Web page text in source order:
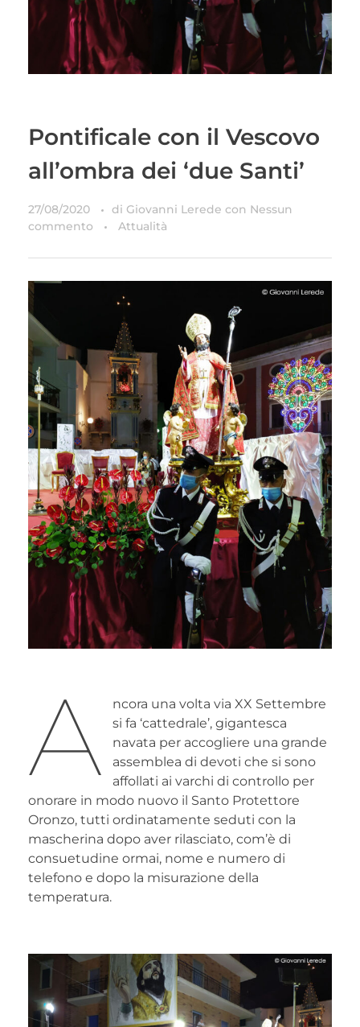
Pontificale con il Vescovo
all’ombra dei ‘due Santi’
27/08/2020 di Giovanni Lerede con Nessun
commento
Attualità
A
ncora una volta via XX Settembre
si fa ‘cattedrale’, gigantesca
navata per accogliere una grande
assemblea di devoti che si sono
affollati ai varchi di controllo per
onorare in modo nuovo il Santo Protettore
Oronzo, tutti ordinatamente seduti con la
mascherina dopo aver rilasciato, com’è di
consuetudine ormai, nome e numero di
telefono e dopo la misurazione della
temperatura.